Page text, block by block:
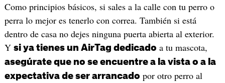
Como principios básicos, si sales a la calle con tu perro o
perra lo mejor es tenerlo con correa. También si está
dentro de casa no dejes ninguna puerta abierta al exterior.
Y si ya tienes un AirTag dedicado a tu mascota,
asegúrate que no se encuentre a la vista o a la
expectativa de ser arrancado por otro perro al